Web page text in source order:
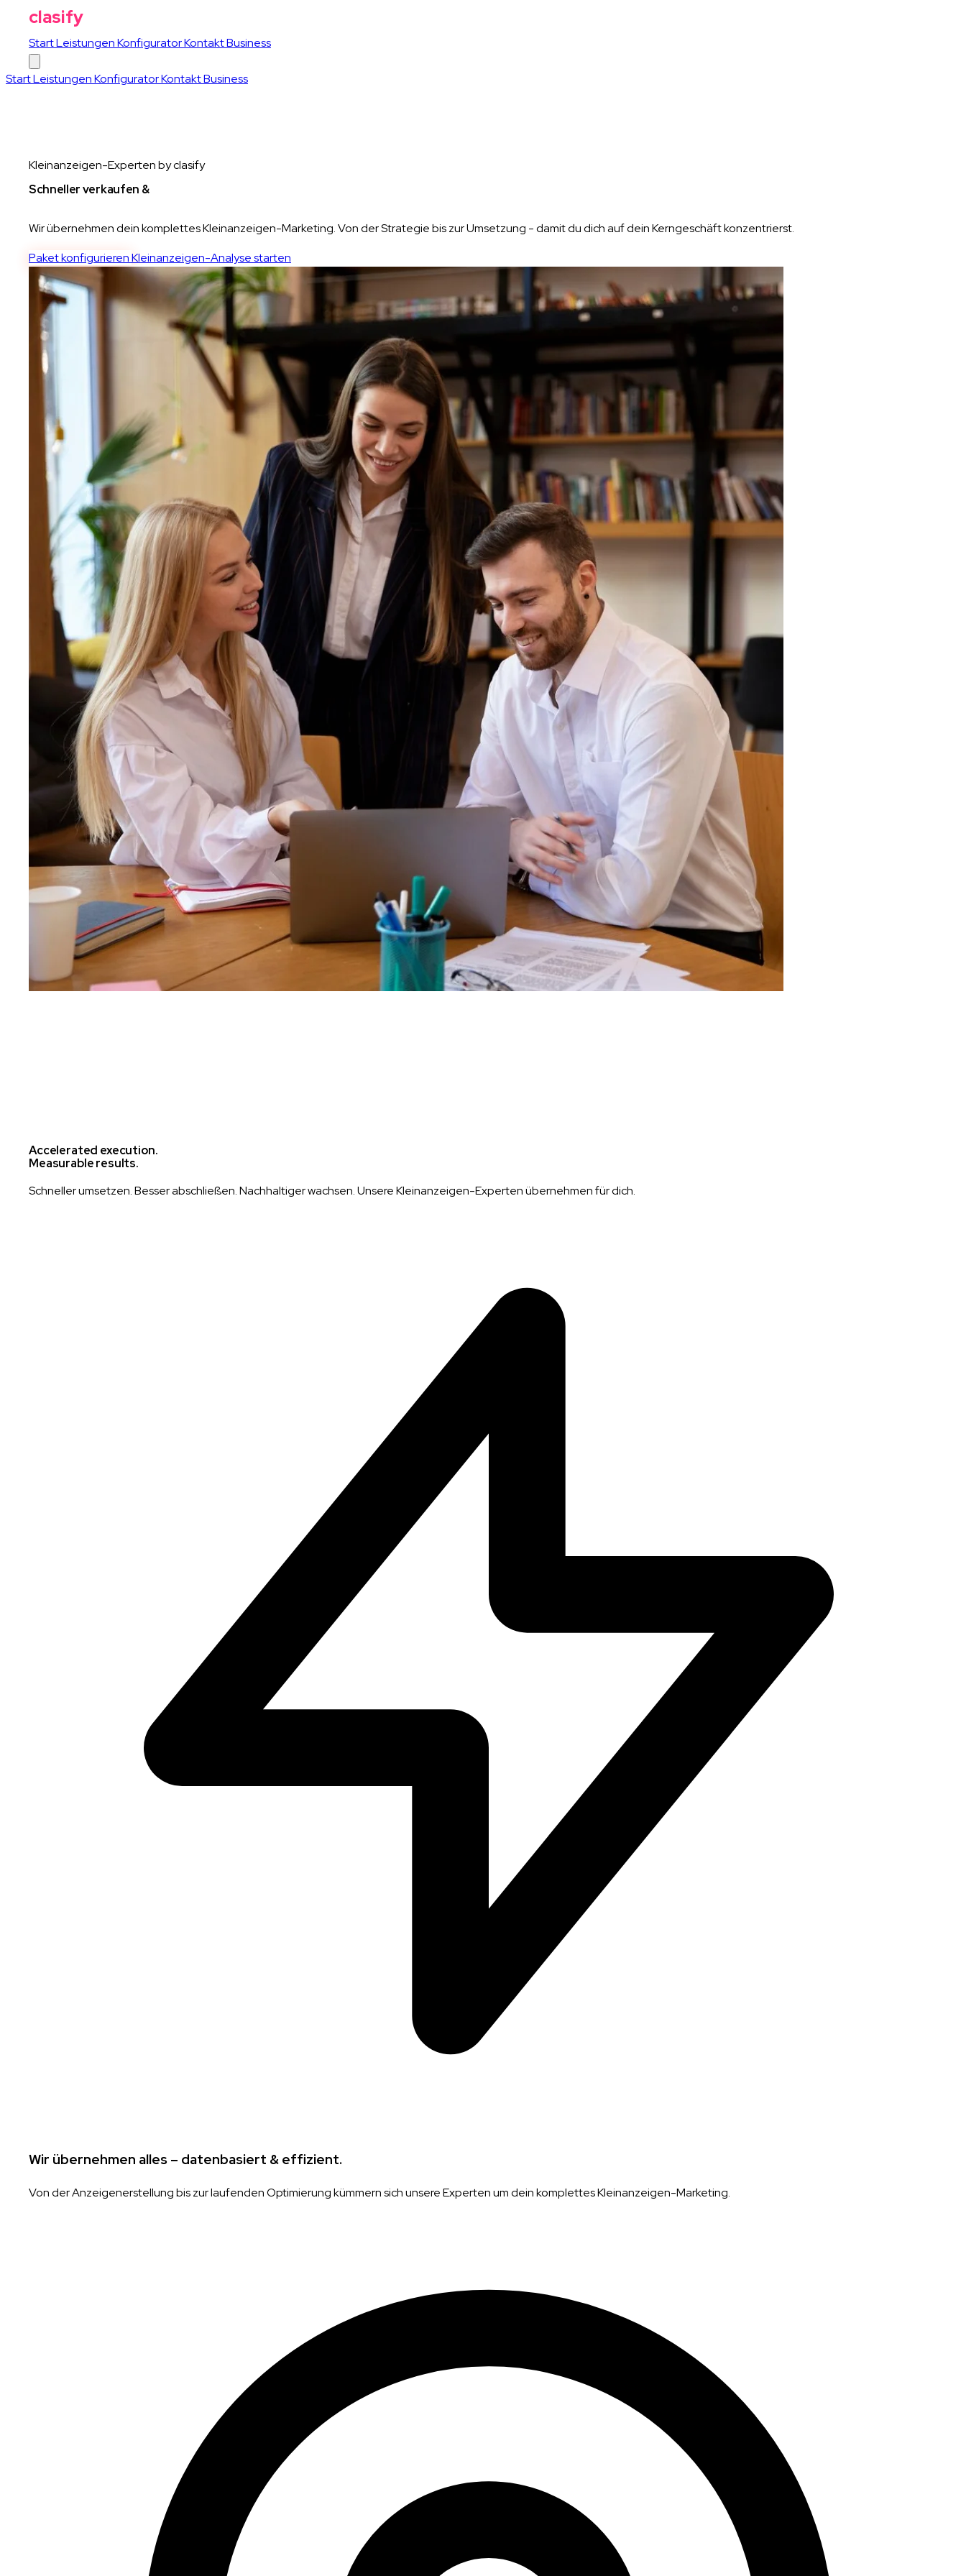
clasify
StartLeistungenKonfiguratorKontaktBusiness
StartLeistungenKonfiguratorKontaktBusiness
Kleinanzeigen-Experten by clasify
Schneller verkaufen &
Wir übernehmen dein komplettes Kleinanzeigen-Marketing. Von der Strategie bis zur Umsetzung - damit du dich auf dein Kerngeschäft konzentrierst.
Paket konfigurierenKleinanzeigen-Analyse starten
Accelerated execution.
Measurable results.
Schneller umsetzen. Besser abschließen. Nachhaltiger wachsen. Unsere Kleinanzeigen-Experten übernehmen für dich.
Wir übernehmen alles – datenbasiert & effizient.
Von der Anzeigenerstellung bis zur laufenden Optimierung kümmern sich unsere Experten um dein komplettes Kleinanzeigen-Marketing.